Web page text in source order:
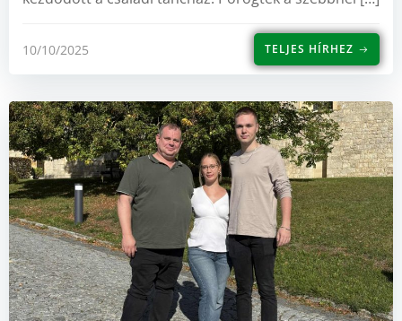
10/10/2025 TELJES HÍRHEZ